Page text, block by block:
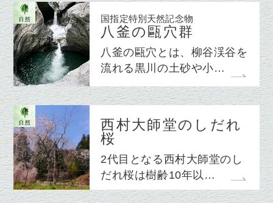
国指定特別天然記念物
八釜の甌穴群
八釜の甌穴とは、柳谷渓谷を
流れる黒川の土砂や小…
西村大師堂のしだれ
桜
2代目となる西村大師堂のし
だれ桜は樹齢10年以…